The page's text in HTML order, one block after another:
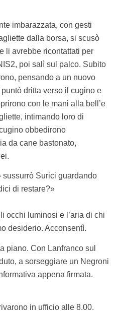
imbarazzata, con gesti
dalla borsa, si scusò
li avrebbe ricontattati per
poi salì sul palco. Subito
pensando a un nuovo
dritta verso il cugino e
con le mani alla bell’e
intimando loro di
obbedirono
da cane bastonato,
Surici guardando
di restare?»
occhi luminosi e l’aria di chi
desiderio. Acconsentì.
piano. Con Lanfranco sul
a sorseggiare un Negroni
appena firmata.
in ufficio alle 8.00.